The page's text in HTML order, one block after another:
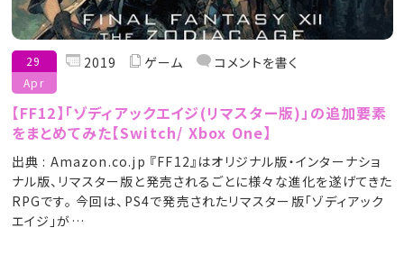
29
Apr
2019 ゲーム コメントを書く
【FF12】「ゾディアックエイジ(リマスター版)」の追加要素
をまとめてみた【Switch/ Xbox One】
出典 : Amazon.co.jp 『FF12』はオリジナル版・インターナショ
ナル版、リマスター版と発売されるごとに様々な進化を遂げてきた
RPGです。 今回は、PS4で発売されたリマスター版「ゾディアック
エイジ」が…